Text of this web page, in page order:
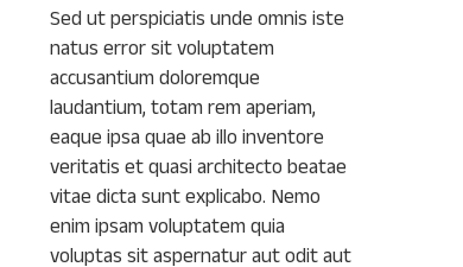
Sed ut perspiciatis unde omnis iste
natus error sit voluptatem
accusantium doloremque
laudantium, totam rem aperiam,
eaque ipsa quae ab illo inventore
veritatis et quasi architecto beatae
vitae dicta sunt explicabo. Nemo
enim ipsam voluptatem quia
voluptas sit aspernatur aut odit aut